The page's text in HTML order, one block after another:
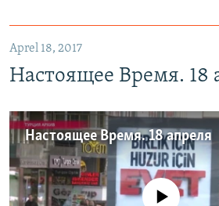
Aprel 18, 2017
Настоящее Время. 18
Настоящее Время. 18 апреля
No media source